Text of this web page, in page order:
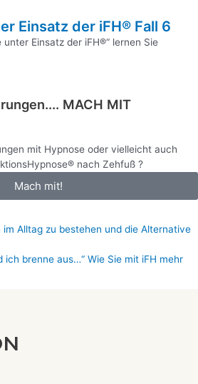
Einsatz der iFH® Fall 6
Einsatz der iFH®“ lernen Sie
MACH MIT
mit Hypnose oder vielleicht auch
nach Zehfuß ?
Mach mit!
im Alltag zu bestehen und die Alternative
ich brenne aus…“ Wie Sie mit iFH mehr